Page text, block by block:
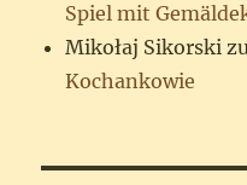
Spiel mit
Mikołaj Sikorski
Kochankowie